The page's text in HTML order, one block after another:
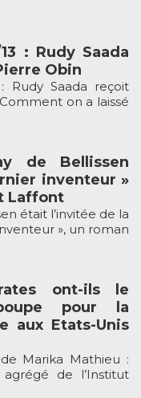
: Rudy Saada
Obin
Rudy Saada reçoit
on a laissé
de Bellissen
inventeur »
Laffont
était l’invitée de la
», un roman
ont-ils le
pour la
aux Etats-Unis
Marika Mathieu :
agrégé de l’Institut